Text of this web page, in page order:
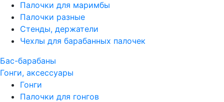
Палочки для маримбы
Палочки разные
Стенды, держатели
Чехлы для барабанных палочек
Бас-барабаны
Гонги, аксессуары
Гонги
Палочки для гонгов